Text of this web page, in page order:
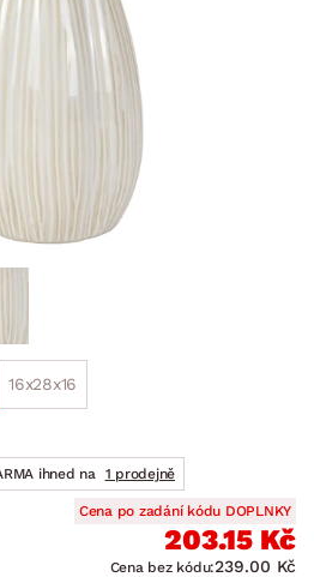
16x28x16
ihned na
1 prodejně
Cena po zadání kódu DOPLNKY
203.15 Kč
Cena bez kódu:239.00 Kč